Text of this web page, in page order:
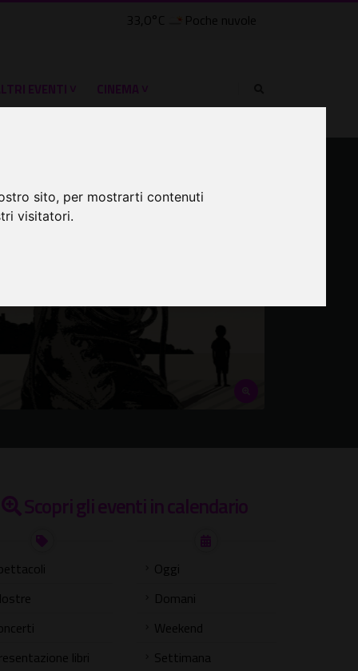
sito, per mostrarti contenuti
visitatori.
33,0°C Poche nuvole
EVENTI ˅ CINEMA ˅
Scopri gli eventi in calendario
libri
Oggi
Domani
Weekend
Settimana